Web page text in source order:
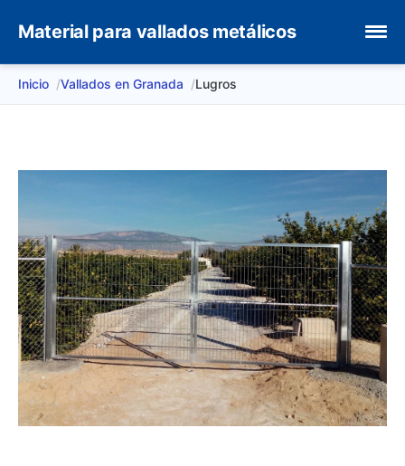
Material para vallados metálicos
Inicio Vallados en Granada Lugros